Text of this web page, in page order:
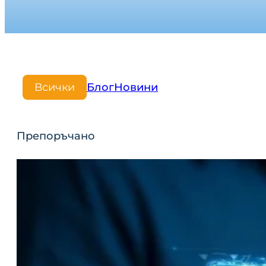
Всички БлогНовини
Препоръчано